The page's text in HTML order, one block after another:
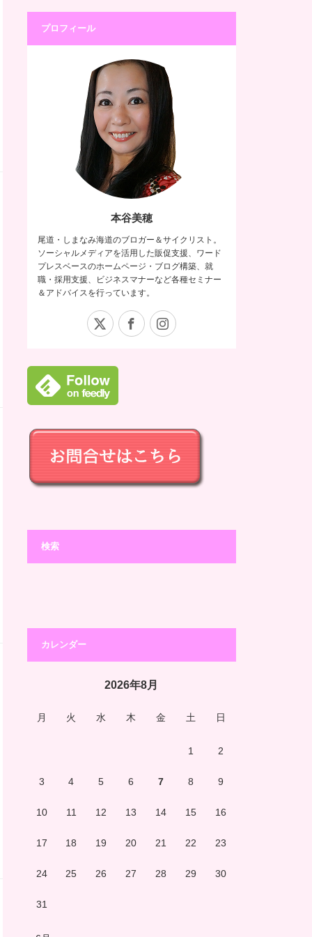
プロフィール
本谷美穂
尾道・しまなみ海道のブロガー＆サイクリスト。
ソーシャルメディアを活用した販促支援、ワード
プレスベースのホームページ・ブログ構築、就
職・採用支援、ビジネスマナーなど各種セミナー
＆アドバイスを行っています。
Facebook
検索
カレンダー
2026年8月
月 火 水 木 金 土 日
1 2
3 4 5 6 7 8 9
10 11 12 13 14 15 16
17 18 19 20 21 22 23
24 25 26 27 28 29 30
31